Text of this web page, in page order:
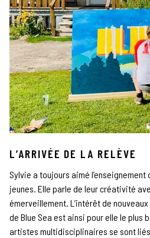
L’ARRIVÉE DE LA RELÈVE
Sylvie a toujours aimé
jeunes. Elle parle de leur créativité
émerveillement. L’intérêt de
de Blue Sea est ainsi pour elle le plus
artistes multidisciplinaires se sont